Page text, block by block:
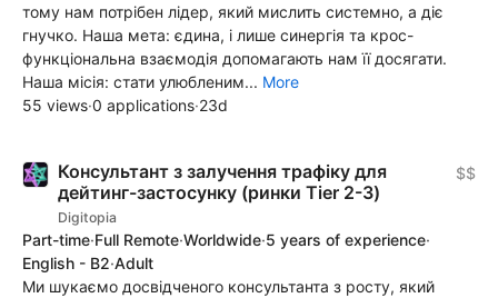
тому нам потрібен лідер, який мислить системно, а діє
гнучко. Наша мета: єдина, і лише синергія та крос-
функціональна взаємодія допомагають нам її досягати.
Наша місія: стати улюбленим... More
55 views·0 applications·23d
Консультант з залучення трафіку для
дейтинг-застосунку (ринки Tier 2-3)
Digitopia
$$
Part-time·Full Remote·Worldwide·5 years of experience·
English - B2·Adult
Ми шукаємо досвідченого консультанта з росту, який